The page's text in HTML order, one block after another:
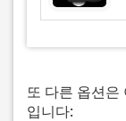
또 다른 옵션은
입니다: